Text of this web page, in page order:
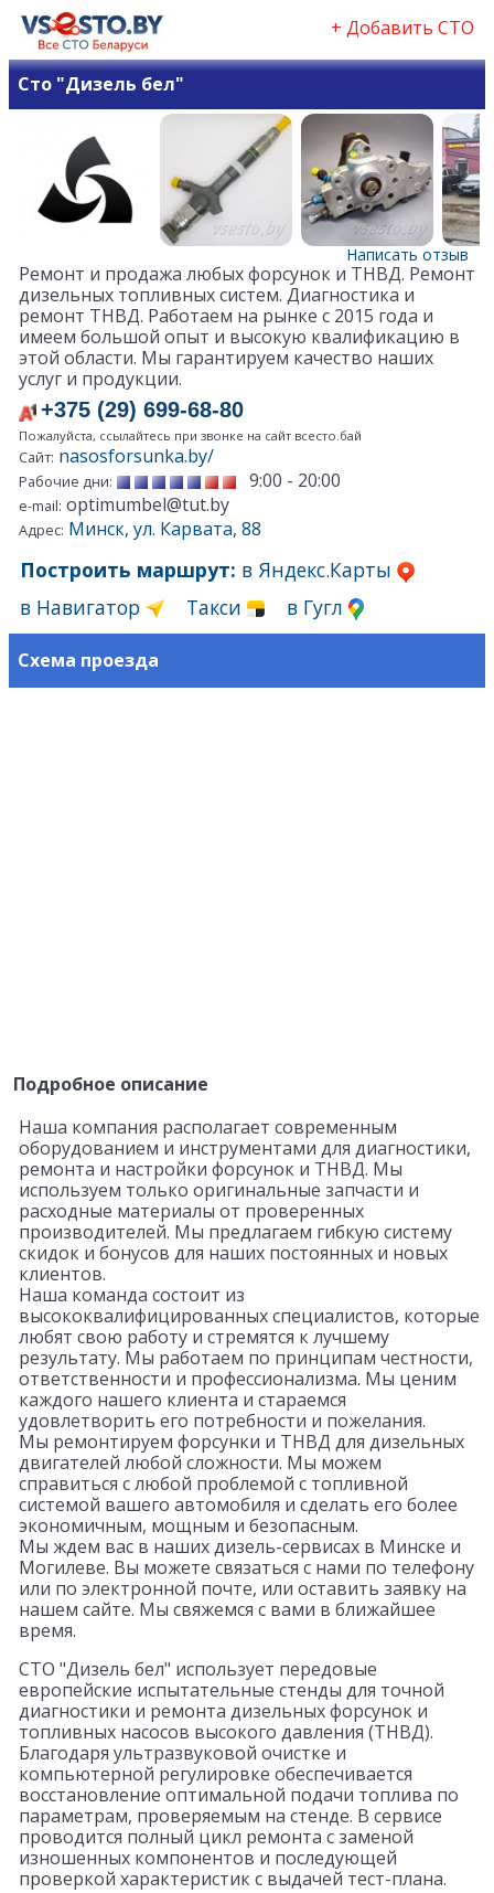
+ Добавить СТО
Сто "Дизель бел"
Написать отзыв
Ремонт и продажа любых форсунок и ТНВД. Ремонт
дизельных топливных систем. Диагностика и
ремонт ТНВД. Работаем на рынке с 2015 года и
имеем большой опыт и высокую квалификацию в
этой области. Мы гарантируем качество наших
услуг и продукции.
+375 (29) 699-68-80
Пожалуйста, ссылайтесь при звонке на сайт всесто.бай
Сайт: nasosforsunka.by/
Рабочие дни: 9:00 - 20:00
e-mail: optimumbel@tut.by
Адрес: Минск, ул. Карвата, 88
Построить маршрут: в Яндекс.Карты
в Навигатор
Такси в Гугл
Схема проезда
Подробное описание
Наша компания располагает современным
оборудованием и инструментами для диагностики,
ремонта и настройки форсунок и ТНВД. Мы
используем только оригинальные запчасти и
расходные материалы от проверенных
производителей. Мы предлагаем гибкую систему
скидок и бонусов для наших постоянных и новых
клиентов.
Наша команда состоит из
высококвалифицированных специалистов, которые
любят свою работу и стремятся к лучшему
результату. Мы работаем по принципам честности,
ответственности и профессионализма. Мы ценим
каждого нашего клиента и стараемся
удовлетворить его потребности и пожелания.
Мы ремонтируем форсунки и ТНВД для дизельных
двигателей любой сложности. Мы можем
справиться с любой проблемой с топливной
системой вашего автомобиля и сделать его более
экономичным, мощным и безопасным.
Мы ждем вас в наших дизель-сервисах в Минске и
Могилеве. Вы можете связаться с нами по телефону
или по электронной почте, или оставить заявку на
нашем сайте. Мы свяжемся с вами в ближайшее
время.
СТО "Дизель бел" использует передовые
европейские испытательные стенды для точной
диагностики и ремонта дизельных форсунок и
топливных насосов высокого давления (ТНВД).
Благодаря ультразвуковой очистке и
компьютерной регулировке обеспечивается
восстановление оптимальной подачи топлива по
параметрам, проверяемым на стенде. В сервисе
проводится полный цикл ремонта с заменой
изношенных компонентов и последующей
проверкой характеристик с выдачей тест-плана.